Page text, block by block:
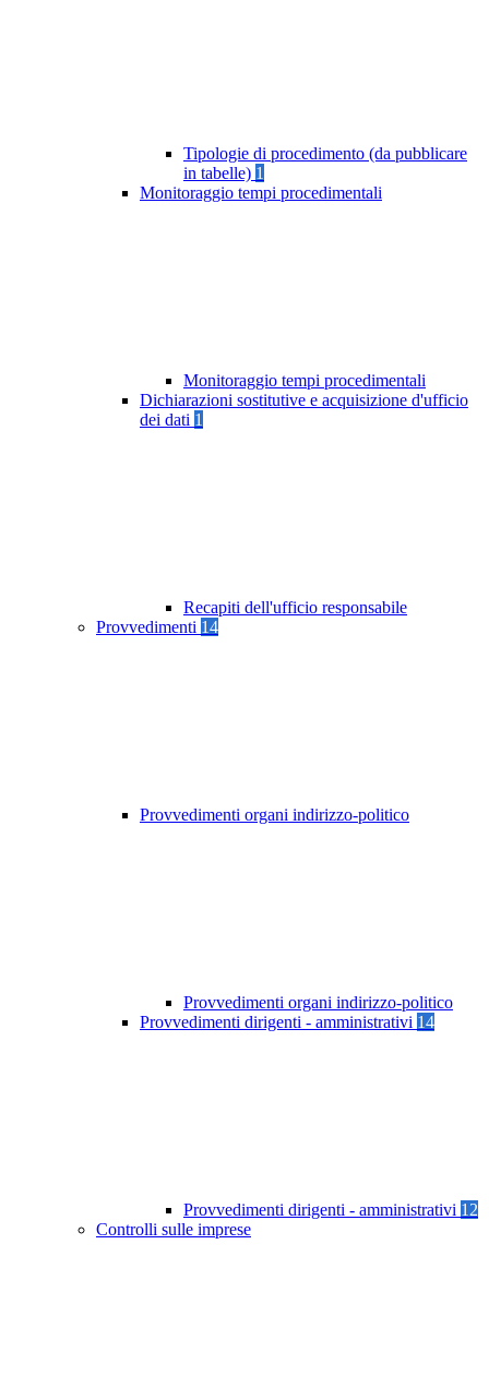
Tipologie di procedimento (da pubblicare
in tabelle) 1
Monitoraggio tempi procedimentali
Monitoraggio tempi procedimentali
Dichiarazioni sostitutive e acquisizione d'ufficio
dei dati 1
Recapiti dell'ufficio responsabile
Provvedimenti 14
Provvedimenti organi indirizzo-politico
Provvedimenti organi indirizzo-politico
Provvedimenti dirigenti - amministrativi 14
Provvedimenti dirigenti - amministrativi 12
Controlli sulle imprese